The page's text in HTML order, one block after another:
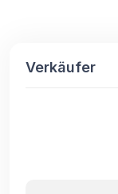
Verkäufer